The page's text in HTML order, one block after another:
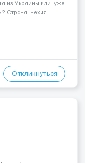
из Украины или уже
Страна: Чехия
Откликнуться